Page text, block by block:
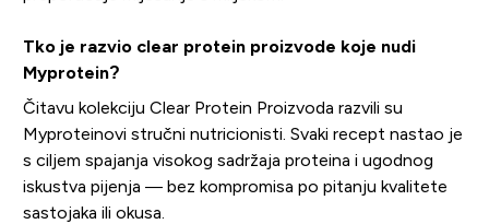
Tko je razvio clear protein proizvode koje nudi
Myprotein?
Čitavu kolekciju Clear Protein Proizvoda razvili su
Myproteinovi stručni nutricionisti. Svaki recept nastao je
s ciljem spajanja visokog sadržaja proteina i ugodnog
iskustva pijenja — bez kompromisa po pitanju kvalitete
sastojaka ili okusa.